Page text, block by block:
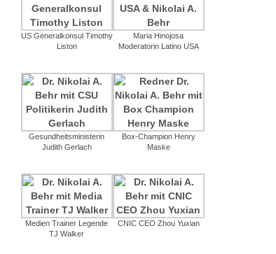
US Generalkonsul Timothy
Liston
Maria Hinojosa
Moderatorin Latino USA
Gesundheitsministerin
Judith Gerlach
Box-Champion Henry
Maske
Medien Trainer Legende
TJ Walker
CNIC CEO Zhou Yuxian